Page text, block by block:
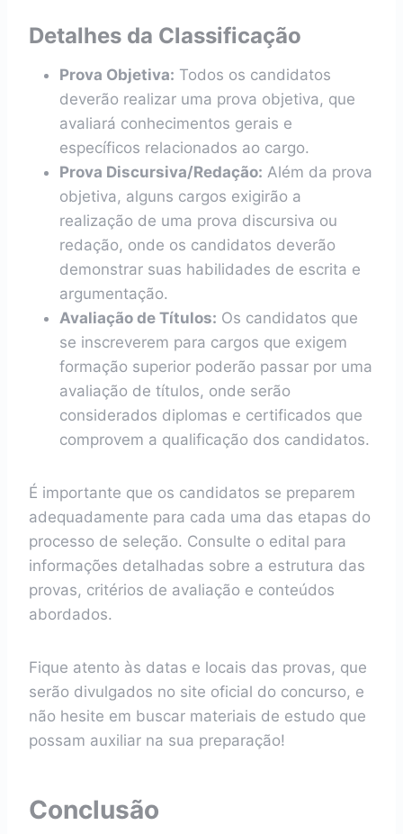
Detalhes da Classificação
Prova Objetiva: Todos os candidatos
deverão realizar uma prova objetiva, que
avaliará conhecimentos gerais e
específicos relacionados ao cargo.
Prova Discursiva/Redação: Além da prova
objetiva, alguns cargos exigirão a
realização de uma prova discursiva ou
redação, onde os candidatos deverão
demonstrar suas habilidades de escrita e
argumentação.
Avaliação de Títulos: Os candidatos que
se inscreverem para cargos que exigem
formação superior poderão passar por uma
avaliação de títulos, onde serão
considerados diplomas e certificados que
comprovem a qualificação dos candidatos.
É importante que os candidatos se preparem
adequadamente para cada uma das etapas do
processo de seleção. Consulte o edital para
informações detalhadas sobre a estrutura das
provas, critérios de avaliação e conteúdos
abordados.
Fique atento às datas e locais das provas, que
serão divulgados no site oficial do concurso, e
não hesite em buscar materiais de estudo que
possam auxiliar na sua preparação!
Conclusão